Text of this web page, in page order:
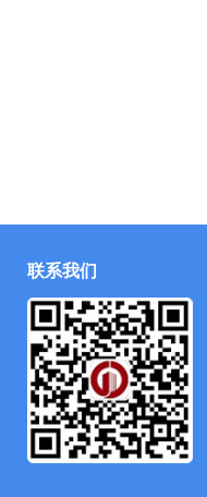
联系我们